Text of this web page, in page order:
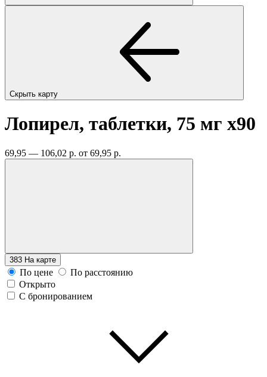
Скрыть карту
Лопирел, таблетки, 75 мг x90
69,95 — 106,02 р. от 69,95 р.
383 На карте
По цене
По расстоянию
Открыто
С бронированием